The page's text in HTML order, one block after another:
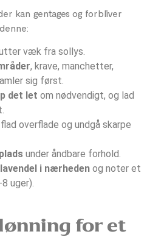
kan gentages og forbliver
væk fra sollys.
, krave, manchetter,
sig først.
det let om nødvendigt, og lad
overflade og undgå skarpe
under åndbare forhold.
i nærheden og noter et
uger).
for et